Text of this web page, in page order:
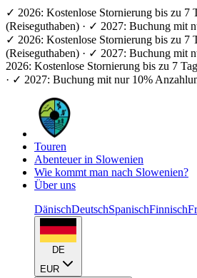
✓ 2026: Kostenlose Stornierung bis zu 7
(Reiseguthaben) · ✓ 2027: Buchung mit
✓ 2026: Kostenlose Stornierung bis zu 7
(Reiseguthaben) · ✓ 2027: Buchung mit
2026: Kostenlose Stornierung bis zu 7
· ✓ 2027: Buchung mit nur 10%
Touren
Abenteuer in Slowenien
Wie kommt man nach Slowenien?
Über uns
DänischDeutschSpanischFinnisch
DE
EUR